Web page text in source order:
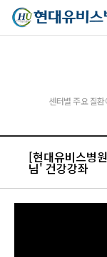
센터별 주요 질
[현대유비스병
님' 건강강좌